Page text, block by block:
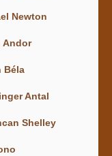
Newton
Andor
Béla
Antal
Shelley